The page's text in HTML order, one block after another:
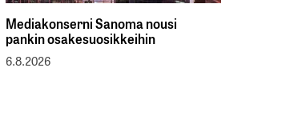
Mediakonserni Sanoma nousi
pankin osakesuosikkeihin
6.8.2026